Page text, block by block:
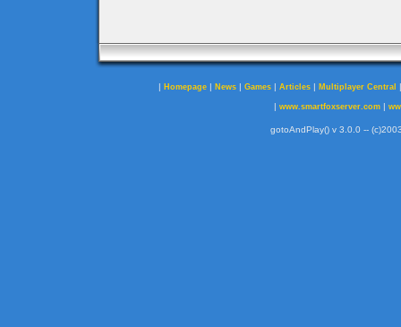
| Homepage | News | Games | Articles | Multiplayer Central
| www.smartfoxserver.com|
gotoAndPlay() v 3.0.0 --